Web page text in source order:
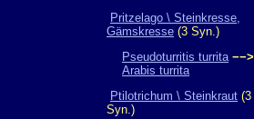
Pritzelago \ Steinkresse,
Gämskresse (3 Syn.)
Pseudoturritis turrita −−>
Arabis turrita
Ptilotrichum \ Steinkraut (3
Syn.)